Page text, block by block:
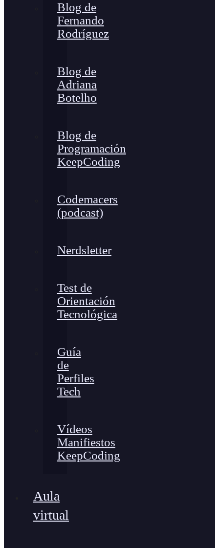
Blog de
Fernando
Rodríguez
Blog de
Adriana
Botelho
Blog de
Programación
KeepCoding
Codemacers
(podcast)
Nerdsletter
Test de
Orientación
Tecnológica
Guía
de
Perfiles
Tech
Vídeos
Manifiestos
KeepCoding
Aula
virtual